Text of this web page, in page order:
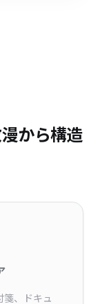
から構造
箋、ドキュ